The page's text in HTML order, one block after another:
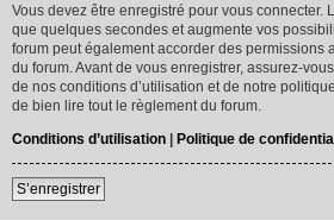
Vous devez être enregistré pour vous connecter.
que quelques secondes et augmente vos
forum peut également accorder des permissions
du forum. Avant de vous enregistrer, assurez-
de nos conditions d’utilisation et de notre
de bien lire tout le règlement du forum.
Conditions d’utilisation | Politique de
S’enregistrer